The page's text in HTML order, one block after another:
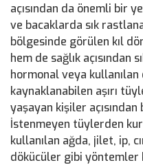
açısından da önemli bir
ve bacaklarda sık
bölgesinde görülen kıl
hem de sağlık açısından
hormonal veya
kaynaklanabilen aşırı
yaşayan kişiler
İstenmeyen tüylerden
kullanılan ağda, jilet, ip,
dökücüler gibi yöntemler